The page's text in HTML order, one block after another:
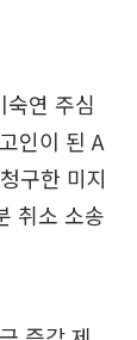
연 주심
인이 된 A
구한 미지
취소 소송